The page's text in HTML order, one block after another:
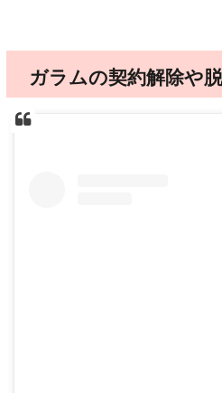
ガラムの契約解除や